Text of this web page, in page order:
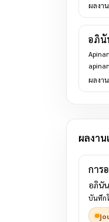
ผลงา
อภินั
ผลงา
ผลงา
การ
อภินั
บันทึก